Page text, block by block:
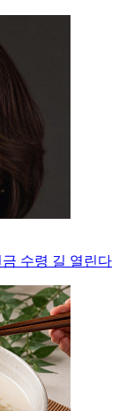
수령 길 열린다